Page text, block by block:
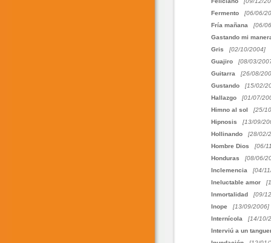
Fermento
[06/06/
Fría mañana
[06/
Gastando mi
Gris
[02/10/2004]
Guajiro
[08/03/
Guitarra
[26/08/
Gustando
[15/02/
Hallazgo
[01/07/
Himno al sol
[25/
Hipnosis
[13/09/
Hollinando
[28/02/
Hombre Dios
[06/
Honduras
[08/06/
Inclemencia
[04/
Ineluctable amor
Inmortalidad
[09/
Inope
[13/09/2006]
Internícola
[14/10/
Interviú a un